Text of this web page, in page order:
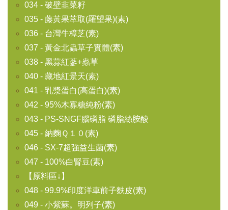
034 - 破壁韭菜籽
035 - 藤黃果萃取(羅望果)(素)
036 - 台灣牛樟芝(素)
037 - 黃金北蟲草子實體(素)
038 - 黑蒜紅蔘+蟲草
040 - 藏地紅景天(素)
041 - 乳漿蛋白(高蛋白)(素)
042 - 95%木寡糖純粉(素)
043 - PS-SNGF腦磷脂 磷脂絲胺酸
045 - 納麴Ｑ１０(素)
046 - SX-7超強益生菌(素)
047 - 100%白腎豆(素)
【原料區↓】
048 - 99.9%印度洋車前子麩皮(素)
049 - 小紫蘇。明列子(素)